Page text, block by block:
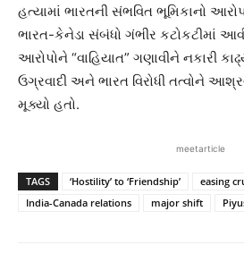
હત્યામાં ભારતની સંભવિત ભૂમિકાનો
ભારત-કેનેડા સંબંધો ગંભીર કટોકટીમાં
આરોપોને “વાહિયાત” ગણાવીને નકારી
ઉગ્રવાદી અને ભારત વિરોધી તત્વોને
મૂક્યો હતો.
meetarticle
TAGS ‘Hostility’ to ‘Friendship’
easing
India-Canada relations
major shift